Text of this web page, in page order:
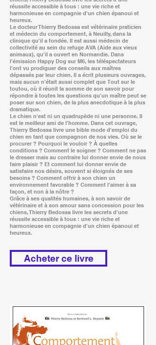
réussite accessible à tous : une vie riche et
harmonieuse en compagnie d'un chien épanoui et
heureux.
Le docteur Thierry Bedossa est vétérinaire praticien
et médecin du comportement, à Neuilly, dans la
clinique qu'il a fondée. Il est aussi médecin de
collectivité au sein du refuge AVA (Aide aux vieux
animaux), qu'il a ouvert en Normandie. Dans
l'émission Happy Dog sur M6, les téléspectateurs
l'ont vu prodiguer des conseils aux maîtres
dépassés par leur chien. Il a écrit plusieurs ouvrages,
mais aucun n'était aussi complet que Tout sur le
toutou, où il réunit la somme de son savoir pour
répondre à toutes les questions qu'un maître peut se
poser sur son chien, de la plus anecdotique à la plus
dramatique.
Le chien n'est ni un quadrupède ni une personne. Il
est le meilleur ami de l'homme. Dans cet ouvrage,
Thierry Bedossa livre une bible mode d'emploi du
chien en tant que compagnon de nos vies. Où se le
procurer ? Pourquoi le vouloir ? À quelles
conditions ? Comment le soigner ? Comment ne pas
le dresser mais au contraire lui donner envie de nous
faire plaisir ? Et comment lui donner envie de
satisfaire nos désirs, souvent si éloignés de ses
besoins ? Comment offrir à son chien un
environnement favorable ? Comment l'aimer à sa
façon, et non à la nôtre ?
Grâce à ses qualités humaines, à son savoir de
vétérinaire et à son amour sans concession pour les
chiens, Thierry Bedossa livre les secrets d'une
réussite accessible à tous : une vie riche et
harmonieuse en compagnie d'un chien épanoui et
heureux.
Acheter ce livre